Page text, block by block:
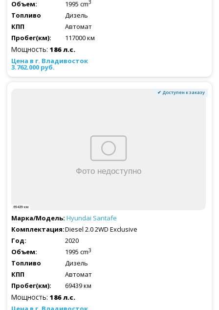
1995 cm3
Дизель
Автомат
117000 км
Мощность: 186 л.с.
3.762.000 руб.
✔ Доступен к заказу
69439 км
Hyundai Santafe
Diesel 2.0 2WD Exclusive
2020
1995 cm3
Дизель
Автомат
69439 км
Мощность: 186 л.с.